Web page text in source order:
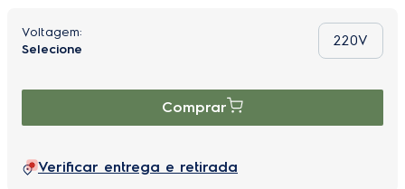
220V
Comprar
Verificar entrega e retirada